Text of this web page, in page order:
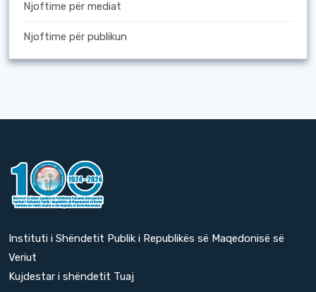
Njoftime për mediat
Njoftime për publikun
Instituti i Shëndetit Publik i Republikës së Maqedonisë së
Veriut
Kujdestar i shëndetit Tuaj